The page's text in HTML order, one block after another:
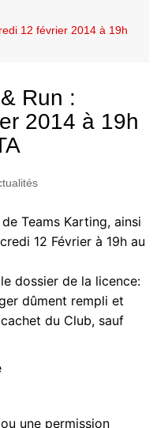
12 février 2014 à 19h
Run :
2014 à 19h
Teams Karting, ainsi
12 Février à 19h au
dossier de la licence:
dûment rempli et
du Club, sauf
une permission